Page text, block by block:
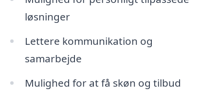
løsninger
Lettere kommunikation og
samarbejde
Mulighed for at få skøn og tilbud